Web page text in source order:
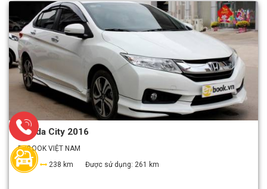
Honda City 2016
EZBOOK VIỆT NAM
4
238 km Được sử dụng: 261 km